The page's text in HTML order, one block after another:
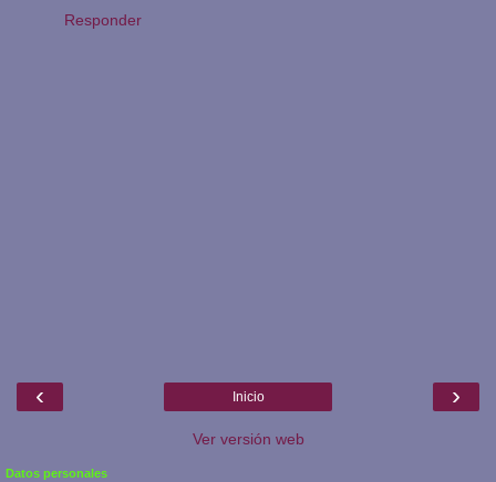
Responder
‹ ›
Inicio
Ver versión web
Datos personales